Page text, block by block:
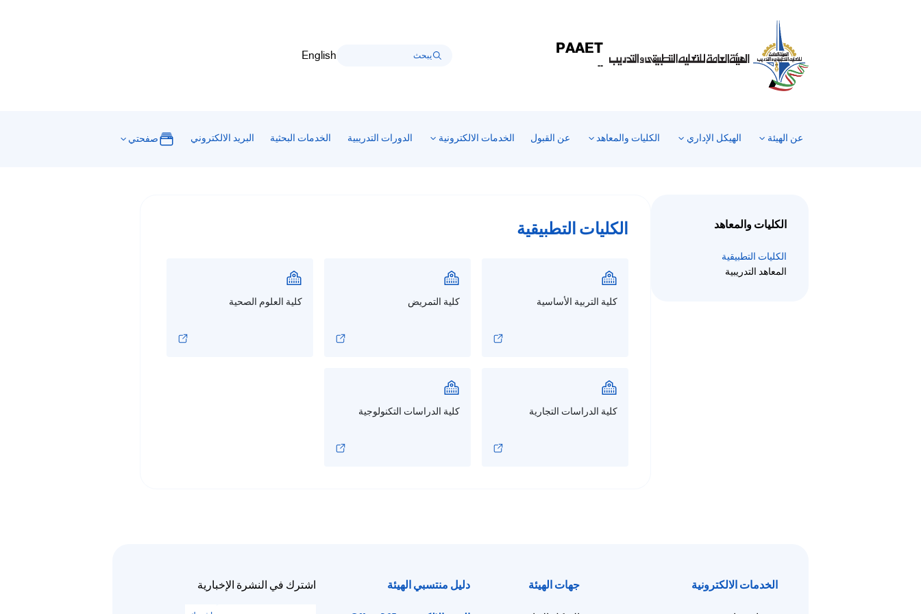
PAAET
--
English
عن الهيئة الهيكل الإداري الكليات والمعاهد عن القبول الخدمات الالكترونية الدورات التدريبية الخدمات البحثية البريد الالكتروني صفحتي
الكليات والمعاهد
الكليات التطبيقية
المعاهد التدريبية
الكليات التطبيقية
كلية التربية الأساسية كلية التمريض كلية العلوم الصحية
كلية الدراسات التجارية كلية الدراسات التكنولوجية
الخدمات الالكترونية جهات الهيئة
دليل منتسبي الهيئة
اشترك في النشرة الإخبارية